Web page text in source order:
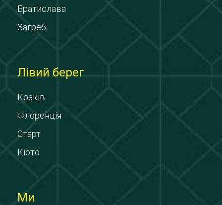
Братислава
Загреб
Лівий берег
Краків
Флоренція
Старт
Кіото
Ми